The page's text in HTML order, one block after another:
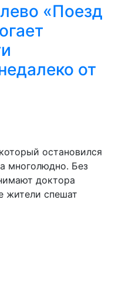
«Поезд
от
остановился
многолюдно. Без
доктора
жители спешат